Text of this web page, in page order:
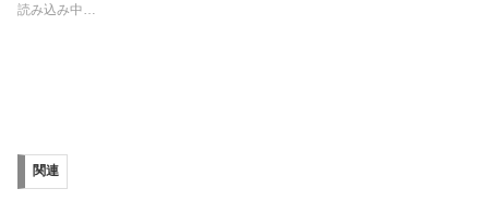
t
ウ
ィ
ン
読み込み中…
関連